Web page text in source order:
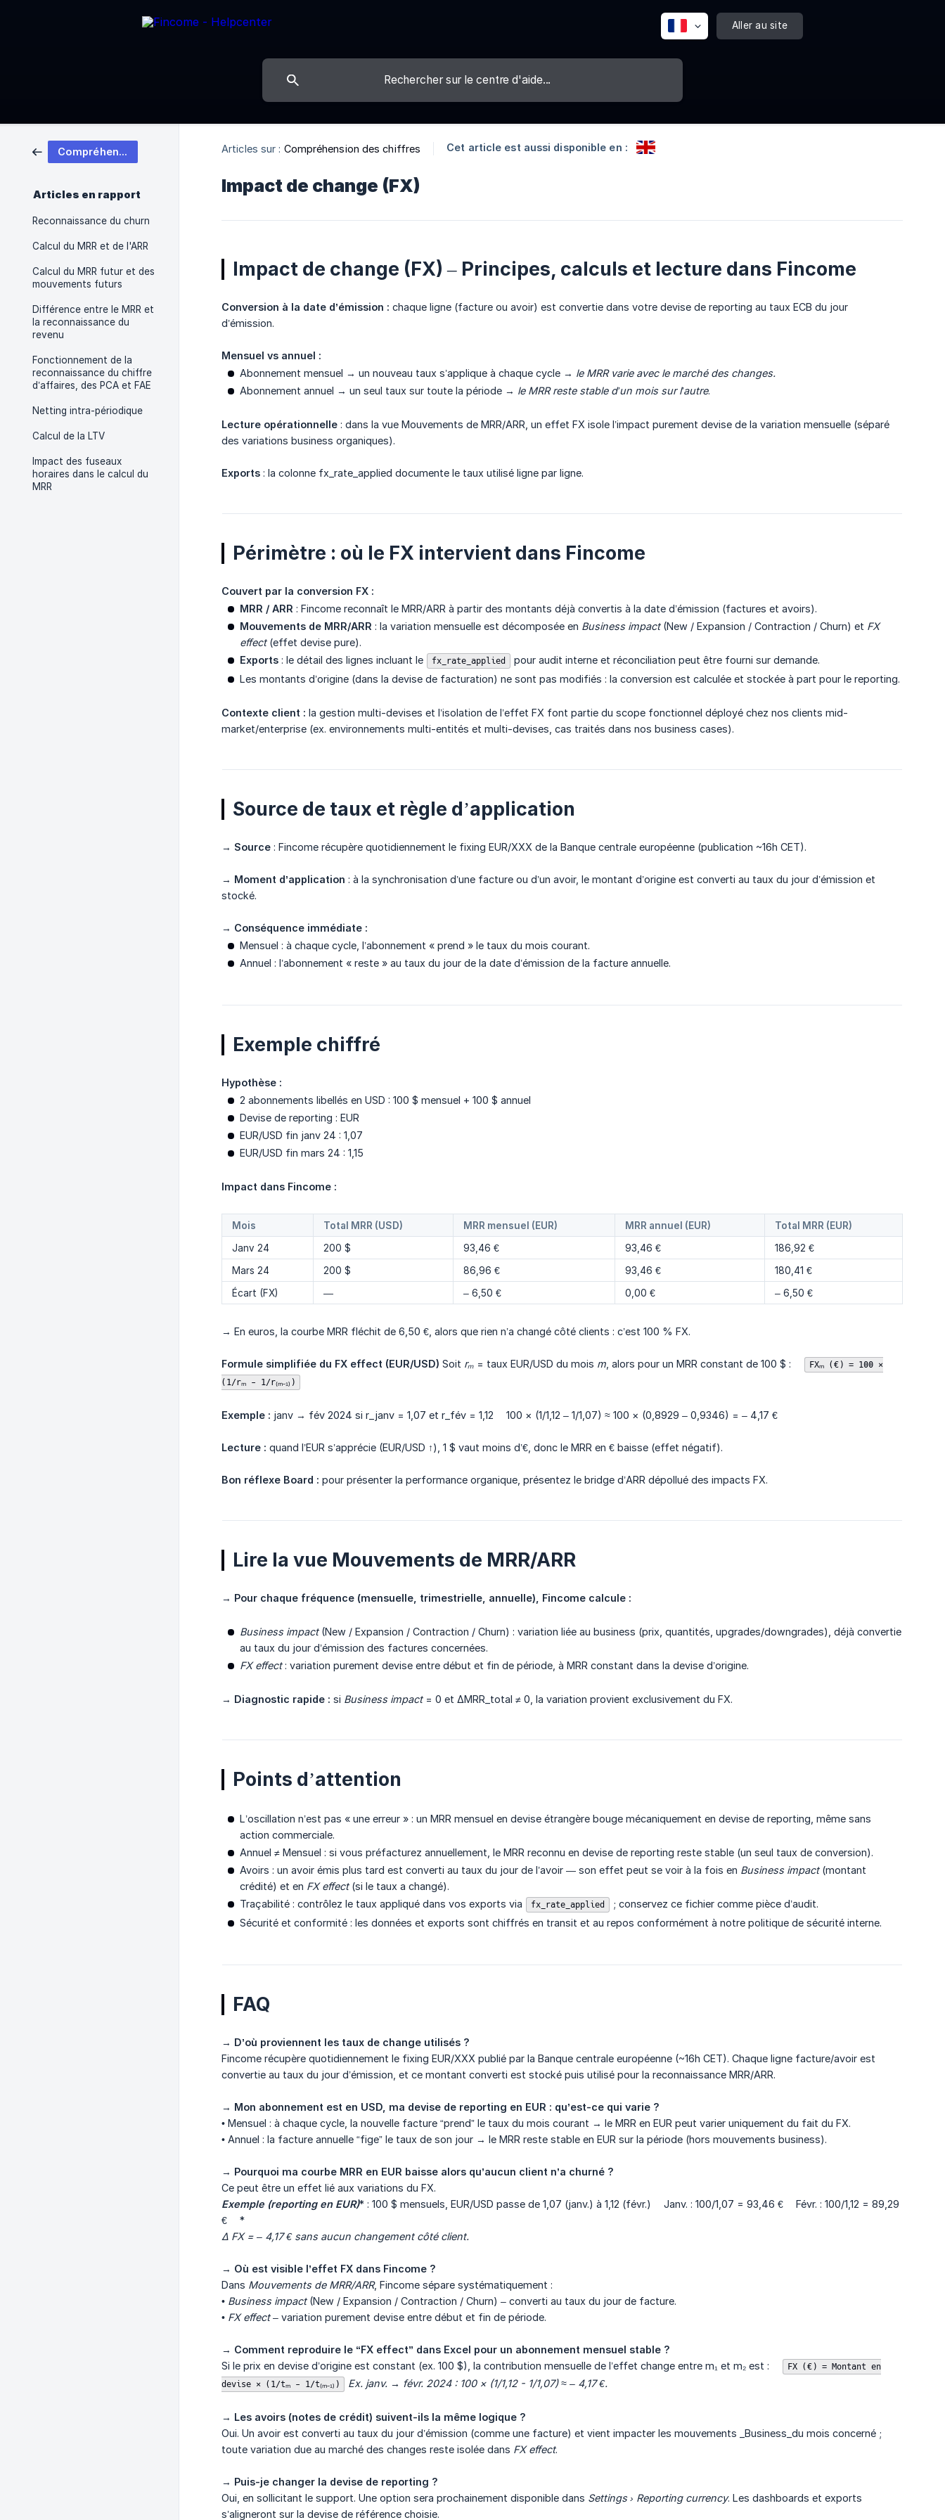
Aller au site
Compréhension des chiffres
Articles en rapport
Reconnaissance du churn
Calcul du MRR et de l'ARR
Calcul du MRR futur et des
mouvements futurs
Différence entre le MRR et
la reconnaissance du
revenu
Fonctionnement de la
reconnaissance du chiffre
d’affaires, des PCA et FAE
Netting intra-périodique
Calcul de la LTV
Impact des fuseaux
horaires dans le calcul du
MRR
Articles sur : Compréhension des chiffres Cet article est aussi disponible en :
Impact de change (FX)
Impact de change (FX) – Principes, calculs et lecture dans Fincome
Conversion à la date d’émission : chaque ligne (facture ou avoir) est convertie dans votre devise de reporting au taux ECB du jour
d’émission.
Mensuel vs annuel :
Abonnement mensuel → un nouveau taux s’applique à chaque cycle → le MRR varie avec le marché des changes.
Abonnement annuel → un seul taux sur toute la période → le MRR reste stable d’un mois sur l’autre.
Lecture opérationnelle : dans la vue Mouvements de MRR/ARR, un effet FX isole l’impact purement devise de la variation mensuelle (séparé
des variations business organiques).
Exports : la colonne fx_rate_applied documente le taux utilisé ligne par ligne.
Périmètre : où le FX intervient dans Fincome
Couvert par la conversion FX :
MRR / ARR : Fincome reconnaît le MRR/ARR à partir des montants déjà convertis à la date d’émission (factures et avoirs).
Mouvements de MRR/ARR : la variation mensuelle est décomposée en Business impact(New / Expansion / Contraction / Churn) et FX
effect(effet devise pure).
Exports : le détail des lignes incluant le fx_rate_applied
pour audit interne et réconciliation peut être fourni sur demande.
Les montants d’origine (dans la devise de facturation) ne sont pas modifiés : la conversion est calculée et stockée à part pour le reporting.
Contexte client : la gestion multi-devises et l’isolation de l’effet FX font partie du scope fonctionnel déployé chez nos clients mid-
market/enterprise (ex. environnements multi-entités et multi-devises, cas traités dans nos business cases).
Source de taux et règle d’application
→ Source : Fincome récupère quotidiennement le fixing EUR/XXX de la Banque centrale européenne (publication ~16h CET).
→ Moment d’application : à la synchronisation d’une facture ou d’un avoir, le montant d’origine est converti au taux du jour d’émission et
stocké.
→ Conséquence immédiate :
Mensuel : à chaque cycle, l’abonnement « prend » le taux du mois courant.
Annuel : l’abonnement « reste » au taux du jour de la date d’émission de la facture annuelle.
Exemple chiffré
Hypothèse :
2 abonnements libellés en USD : 100 $ mensuel + 100 $ annuel
Devise de reporting : EUR
EUR/USD fin janv 24 : 1,07
EUR/USD fin mars 24 : 1,15
Impact dans Fincome :
Mois Total MRR (USD) MRR mensuel (EUR) MRR annuel (EUR)
Total MRR (EUR)
Janv 24
200 $ 93,46 € 93,46 €
186,92 €
Mars 24
200 $ 86,96 € 93,46 €
180,41 €
Écart (FX)
— – 6,50 € 0,00 € – 6,50 €
→ En euros, la courbe MRR fléchit de 6,50 €, alors que rien n’a changé côté clients : c’est 100 % FX.
Formule simplifiée du FX effect (EUR/USD) Soit rₘ = taux EUR/USD du mois m , alors pour un MRR constant de 100 $ :
FXₘ (€) = 100 ×
(1/rₘ - 1/r₍ₘ₋₁₎)
Exemple : janv → fév 2024 si r_janv = 1,07 et r_fév = 1,12 100 × (1/1,12 – 1/1,07) ≈ 100 × (0,8929 – 0,9346) = – 4,17 €
Lecture : quand l’EUR s’apprécie (EUR/USD ↑), 1 $ vaut moins d’€, donc le MRR en € baisse (effet négatif).
Bon réflexe Board : pour présenter la performance organique, présentez le bridge d’ARR dépollué des impacts FX.
Lire la vue Mouvements de MRR/ARR
→ Pour chaque fréquence (mensuelle, trimestrielle, annuelle), Fincome calcule :
Business impact(New / Expansion / Contraction / Churn) : variation liée au business (prix, quantités, upgrades/downgrades), déjà convertie
au taux du jour d’émission des factures concernées.
FX effect: variation purement devise entre début et fin de période, à MRR constant dans la devise d’origine.
→ Diagnostic rapide : si Business impact= 0 et ΔMRR_total ≠ 0, la variation provient exclusivement du FX.
Points d’attention
L’oscillation n’est pas « une erreur » : un MRR mensuel en devise étrangère bouge mécaniquement en devise de reporting, même sans
action commerciale.
Annuel ≠ Mensuel : si vous préfacturez annuellement, le MRR reconnu en devise de reporting reste stable (un seul taux de conversion).
Avoirs : un avoir émis plus tard est converti au taux du jour de l’avoir — son effet peut se voir à la fois en Business impact(montant
crédité) et en FX effect(si le taux a changé).
Traçabilité : contrôlez le taux appliqué dans vos exports via
fx_rate_applied
; conservez ce fichier comme pièce d’audit.
Sécurité et conformité : les données et exports sont chiffrés en transit et au repos conformément à notre politique de sécurité interne.
FAQ
→ D’où proviennent les taux de change utilisés ?
Fincome récupère quotidiennement le fixing EUR/XXX publié par la Banque centrale européenne (~16h CET). Chaque ligne facture/avoir est
convertie au taux du jour d’émission, et ce montant converti est stocké puis utilisé pour la reconnaissance MRR/ARR.
→ Mon abonnement est en USD, ma devise de reporting en EUR : qu’est-ce qui varie ?
• Mensuel : à chaque cycle, la nouvelle facture “prend” le taux du mois courant → le MRR en EUR peut varier uniquement du fait du FX.
• Annuel : la facture annuelle “fige” le taux de son jour → le MRR reste stable en EUR sur la période (hors mouvements business).
→ Pourquoi ma courbe MRR en EUR baisse alors qu’aucun client n’a churné ?
Ce peut être un effet lié aux variations du FX.
Exemple (reporting en EUR)* : 100 $ mensuels, EUR/USD passe de 1,07 (janv.) à 1,12 (févr.) Janv. : 100/1,07 = 93,46 € Févr. : 100/1,12 = 89,29
€ *
Δ FX = – 4,17 € sans aucun changement côté client.
→ Où est visible l’effet FX dans Fincome ?
Dans Mouvements de MRR/ARR, Fincome sépare systématiquement :
• Business impact(New / Expansion / Contraction / Churn) – converti au taux du jour de facture.
• FX effect– variation purement devise entre début et fin de période.
→ Comment reproduire le “FX effect” dans Excel pour un abonnement mensuel stable ?
Si le prix en devise d’origine est constant (ex. 100 $), la contribution mensuelle de l’effet change entre m₁ et m₂ est :
FX (€) = Montant en
devise × (1/tₘ - 1/t₍ₘ₋₁₎)
Ex. janv. → févr. 2024 : 100 × (1/1,12 - 1/1,07) ≈ – 4,17 €.
→ Les avoirs (notes de crédit) suivent-ils la même logique ?
Oui. Un avoir est converti au taux du jour d’émission (comme une facture) et vient impacter les mouvements _Business_du mois concerné ;
toute variation due au marché des changes reste isolée dans FX effect.
→ Puis-je changer la devise de reporting ?
Oui, en sollicitant le support. Une option sera prochainement disponible dans Settings › Reporting currency. Les dashboards et exports
s’aligneront sur la devise de référence choisie.